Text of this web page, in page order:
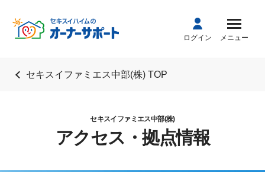
ログイン メニュー
セキスイファミエス中部(株) TOP
セキスイファミエス中部(株)
アクセス・拠点情報